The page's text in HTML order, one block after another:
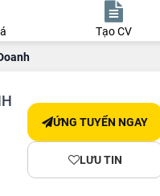
Tạo CV
ỨNG TUYỂN NGAY
LƯU TIN